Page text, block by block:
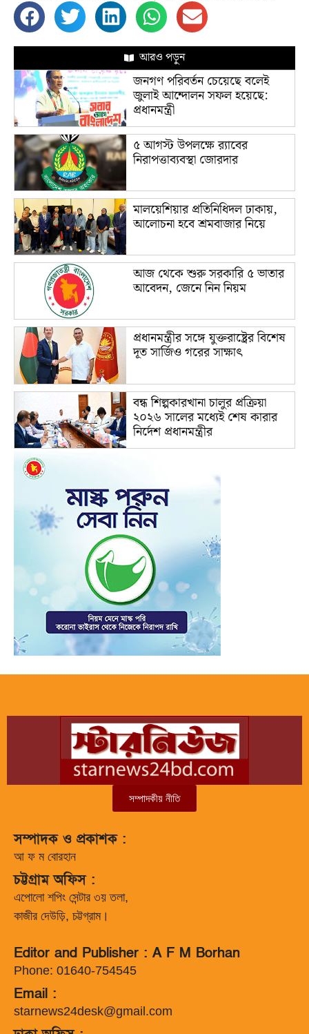
আরও পড়ুন
জনগণ পরিবর্তন চেয়েছে বলেই
জুলাই আন্দোলন সফল হয়েছে:
প্রধানমন্ত্রী
৫ আগস্ট উপলক্ষে র‌্যাবের
নিরাপত্তাব্যবস্থা জোরদার
মালয়েশিয়ার প্রতিনিধিদল ঢাকায়,
আলোচনা হবে শ্রমবাজার নিয়ে
আজ থেকে শুরু সরকারি ৫ ভাতার
আবেদন, জেনে নিন নিয়ম
প্রধানমন্ত্রীর সঙ্গে যুক্তরাষ্ট্রের বিশেষ
দূত সার্জিও গরের সাক্ষাৎ
বন্ধ শিল্পকারখানা চালুর প্রক্রিয়া
২০২৬ সালের মধ্যেই শেষ কারার
নির্দেশ প্রধানমন্ত্রীর
সম্পাদকীয় নীতি
সম্পাদক ও প্রকাশক :
আ ফ ম বোরহান
চট্টগ্রাম অফিস :
এপোলো শপিং সেন্টার ৩য় তলা,
কাজীর দেউড়ি, চট্টগ্রাম।
Editor and Publisher : A F M Borhan
Phone: 01640-754545
Email :
starnews24desk@gmail.com